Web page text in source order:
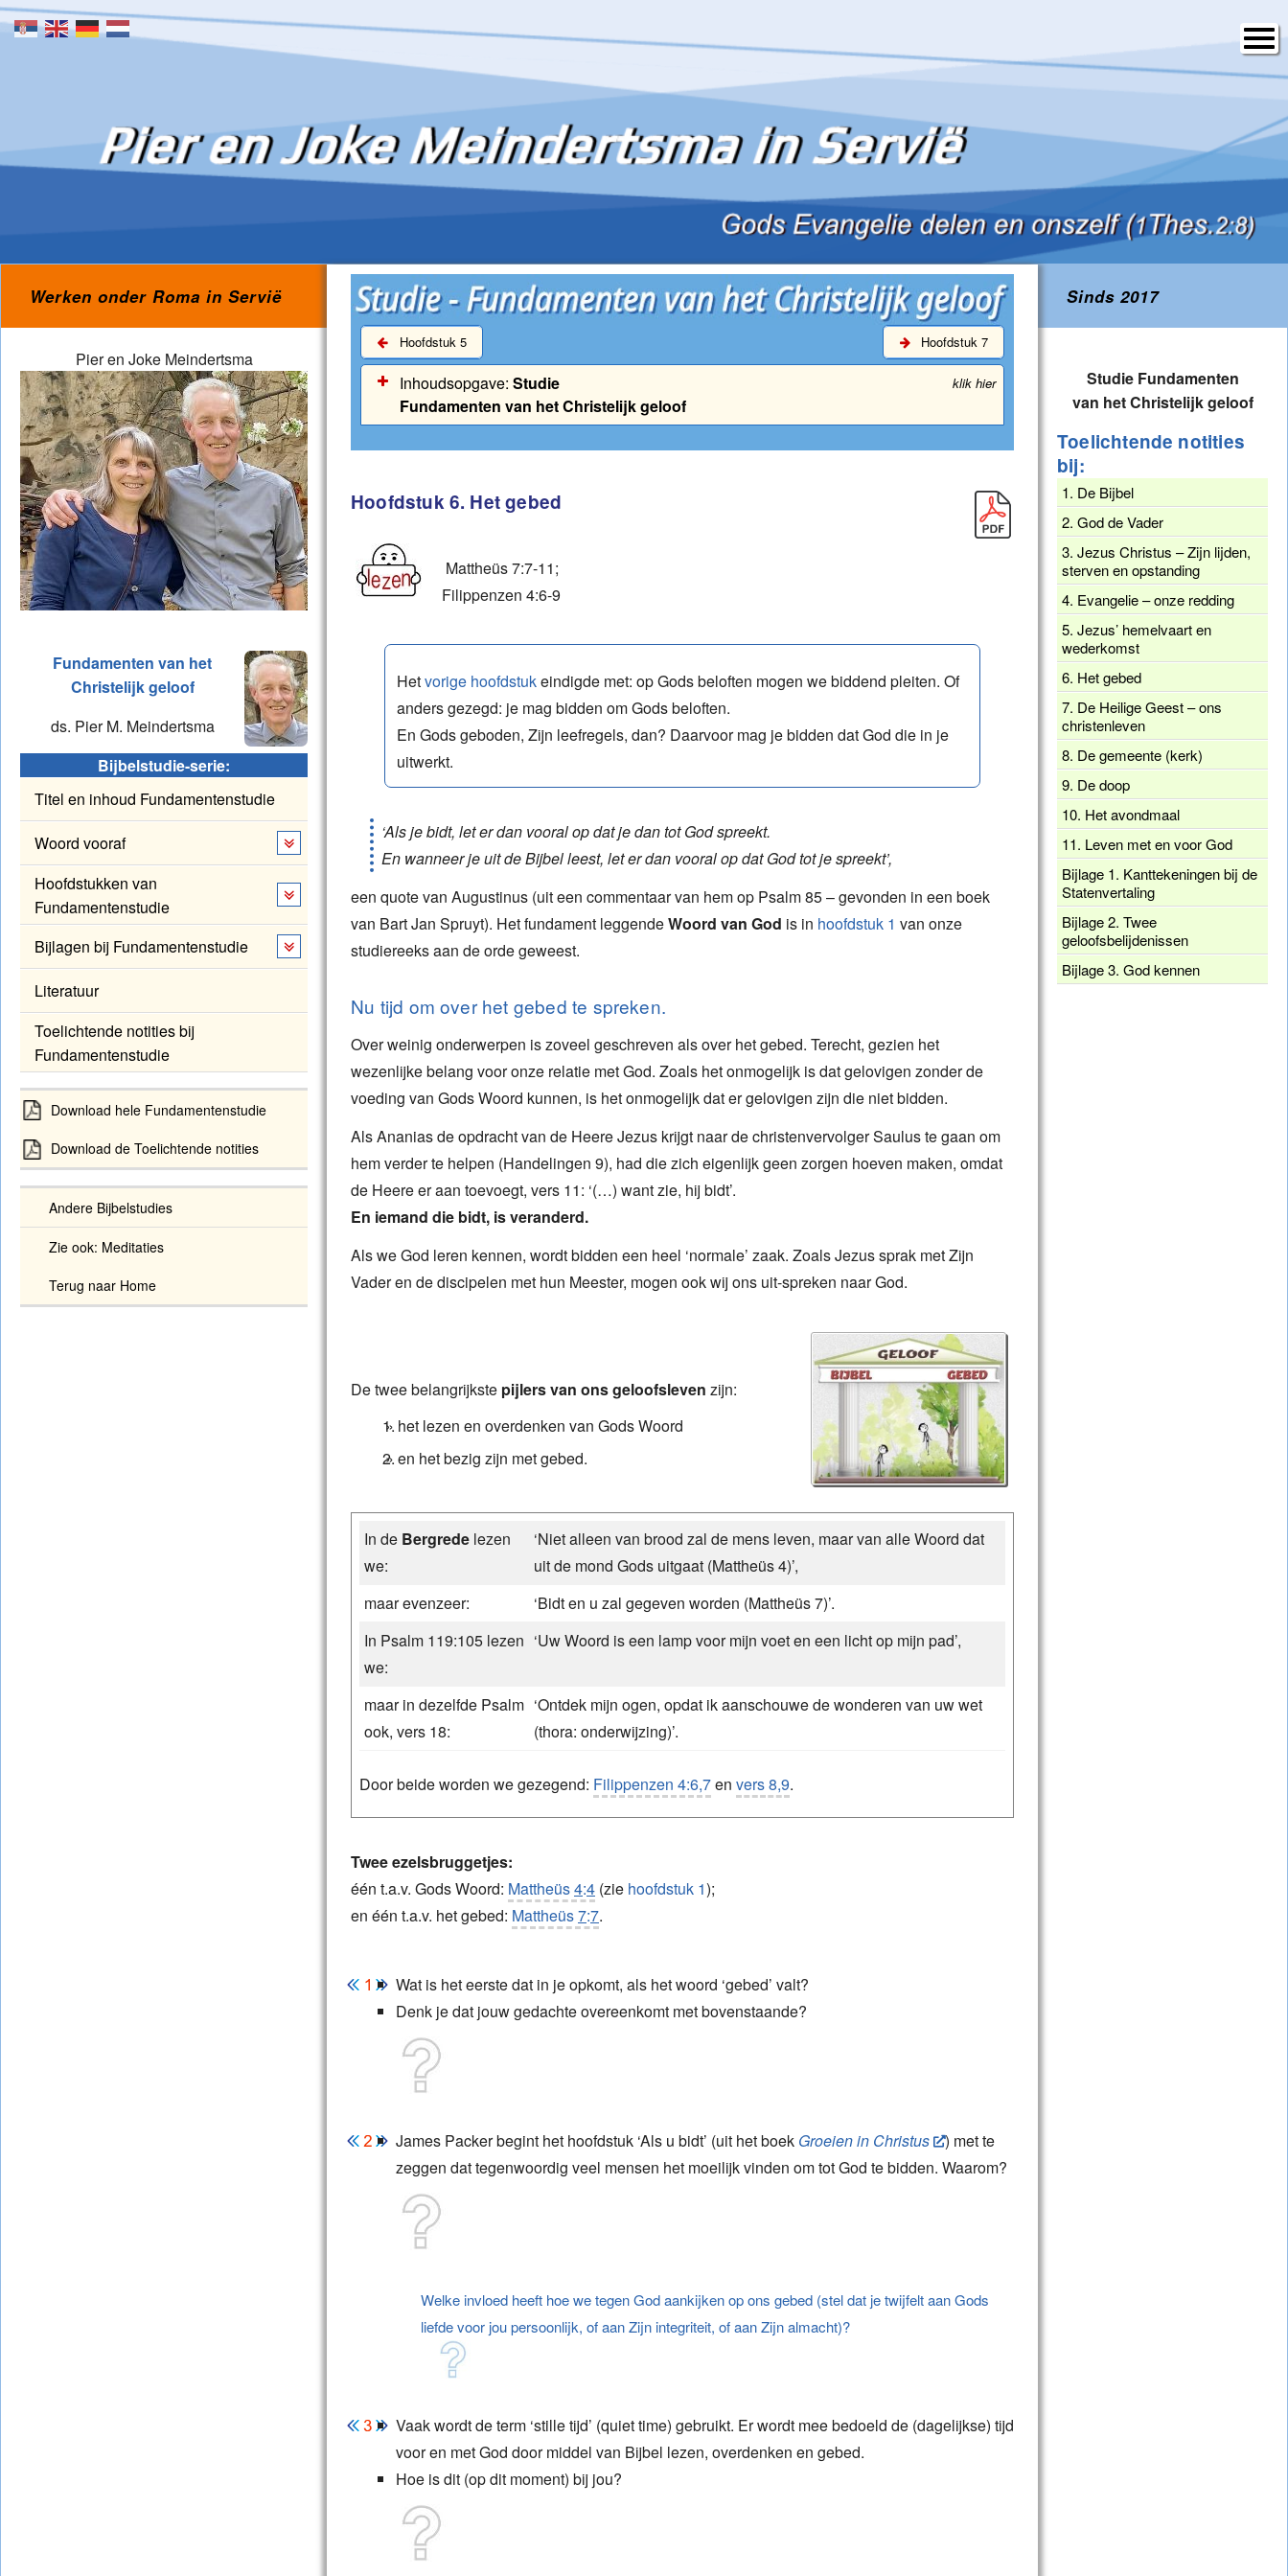
Skip to content
Hoofdstuk 5 Hoofdstuk 7
Inhoudsopgave: Studie klik hier
Fundamenten van het Christelijk geloof
Titel en inhoud Fundamentenstudie
Woord vooraf
Bijlagen bij Fundamentenstudie
Hoofdstuk 6. Het gebed
Mattheüs 7:7-11;
Filippenzen 4:6-9
Hetvorige hoofdstukeindigde met: op Gods beloften mogen we biddend pleiten. Of
anders gezegd: je mag bidden om Gods beloften.
En Gods geboden, Zijn leefregels, dan? Daarvoor mag je bidden dat God die in je
uitwerkt.
‘Als je bidt, let er dan vooral op dat je dan tot God spreekt.
En wanneer je uit de Bijbel leest, let er dan vooral op dat God tot je spreekt’,
een quote van Augustinus (uit een commentaar van hem op Psalm 85 – gevonden in een boek
van Bart Jan Spruyt). Het fundament leggendeWoord van God is in hoofdstuk 1 van onze
studiereeks aan de orde geweest.
Nu tijd om over het gebed te spreken.
Over weinig onderwerpen is zoveel geschreven als over het gebed. Terecht, gezien het
wezenlijke belang voor onze relatie met God. Zoals het onmogelijk is dat gelovigen zonder de
voeding van Gods Woord kunnen, is het onmogelijk dat er gelovigen zijn die niet bidden.
Als Ananias de opdracht van de Heere Jezus krijgt naar de christenvervolger Saulus te gaan om
hem verder te helpen (Handelingen 9), had die zich eigenlijk geen zorgen hoeven maken, omdat
de Heere er aan toevoegt, vers 11: ‘(…) want zie, hij bidt’.
En iemand die bidt, is veranderd.
Als we God leren kennen, wordt bidden een heel ‘normale’ zaak. Zoals Jezus sprak met Zijn
Vader en de discipelen met hun Meester, mogen ook wij ons uit-spreken naar God.
De twee belangrijkste pijlers van ons geloofsleven zijn:
het lezen en overdenken van Gods Woord
en het bezig zijn met gebed.
In de Bergrede lezen
we:
‘Niet alleen van brood zal de mens leven, maar van alle Woord dat
uit de mond Gods uitgaat (Mattheüs 4)’,
maar evenzeer:
‘Bidt en u zal gegeven worden (Mattheüs 7)’.
In Psalm 119:105 lezen
we:
‘Uw Woord is een lamp voor mijn voet en een licht op mijn pad’,
maar in dezelfde Psalm
ook, vers 18:
‘Ontdek mijn ogen, opdat ik aanschouwe de wonderen van uw wet
(thora: onderwijzing)’.
Door beide worden we gezegend: Filippenzen 4:6,7en vers 8,9.
Twee ezelsbruggetjes:
één t.a.v. Gods Woord: Mattheüs4:4 (zie hoofdstuk 1);
en één t.a.v. het gebed: Mattheüs7:7.
Wat is het eerste dat in je opkomt, als het woord ‘gebed’ valt?
Denk je dat jouw gedachte overeenkomt met bovenstaande?
James Packer begint het hoofdstuk ‘Als u bidt’ (uit het boek Groeien in Christus
) met te
zeggen dat tegenwoordig veel mensen het moeilijk vinden om tot God te bidden. Waarom?
Welke invloed heeft hoe we tegen God aankijken op ons gebed (stel dat je twijfelt aan Gods
liefde voor jou persoonlijk, of aan Zijn integriteit, of aan Zijn almacht)?
Vaak wordt de term ‘stille tijd’ (quiet time) gebruikt. Er wordt mee bedoeld de (dagelijkse) tijd
voor en met God door middel van Bijbel lezen, overdenken en gebed.
Hoe is dit (op dit moment) bij jou?
Werken onder Roma in Servië
Pier en Joke Meindertsma
Fundamenten van het
Christelijk geloof
ds. Pier M. Meindertsma
Bijbelstudie-serie:
Titel en inhoud Fundamentenstudie
Woord vooraf
Hoofdstukken van
Fundamentenstudie
Bijlagen bij Fundamentenstudie
Literatuur
Toelichtende notities bij
Fundamentenstudie
Download hele Fundamentenstudie
Download de Toelichtende notities
Andere Bijbelstudies
Zie ook: Meditaties
Terug naar Home
Sinds 2017
Studie Fundamenten
van het Christelijk geloof
Toelichtende notities
bij:
1. De Bijbel
2. God de Vader
3. Jezus Christus – Zijn lijden,
sterven en opstanding
4. Evangelie – onze redding
5. Jezus’ hemelvaart en
wederkomst
6. Het gebed
7. De Heilige Geest – ons
christenleven
8. De gemeente (kerk)
9. De doop
10. Het avondmaal
11. Leven met en voor God
Bijlage 1. Kanttekeningen bij de
Statenvertaling
Bijlage 2. Twee
geloofsbelijdenissen
Bijlage 3. God kennen